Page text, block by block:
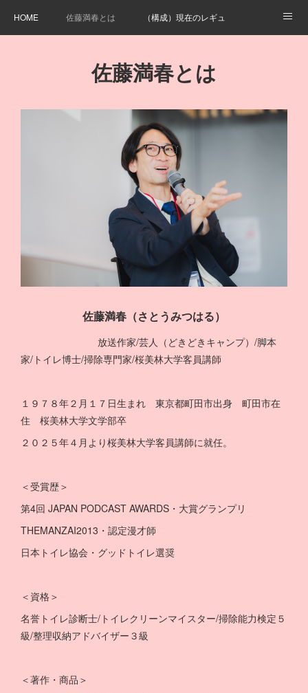
HOME 佐藤満春とは （構成）現在のレギュラー番組・担当番組
今日も、喫茶店より 書籍/商品
佐藤満春とは
佐藤満春（さとうみつはる）
放送作家/芸人（どきどきキャンプ）/脚本
家/トイレ博士/掃除専門家/桜美林大学客員講師
１９７８年２月１７日生まれ 東京都町田市出身 町田市在
住 桜美林大学文学部卒
２０２５年４月より桜美林大学客員講師に就任。
＜受賞歴＞
第4回 JAPAN PODCAST AWARDS・大賞グランプリ
THEMANZAI2013・認定漫才師
日本トイレ協会・グッドトイレ選奨
＜資格＞
名誉トイレ診断士/トイレクリーンマイスター/掃除能力検定５
級/整理収納アドバイザー３級
＜著作・商品＞